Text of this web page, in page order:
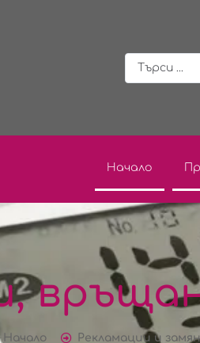
Начало
Начало Рекламации и